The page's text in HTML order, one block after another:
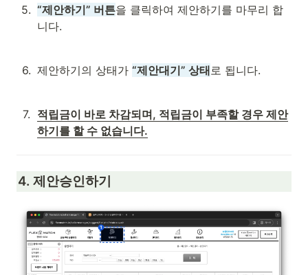
5. “제안하기” 버튼을 클릭하여 제안하기를 마무리 합
니다.
6. 제안하기의 상태가 “제안대기” 상태로 됩니다.
7. 적립금이 바로 차감되며, 적립금이 부족할 경우 제안
하기를 할 수 없습니다.
4. 제안승인하기